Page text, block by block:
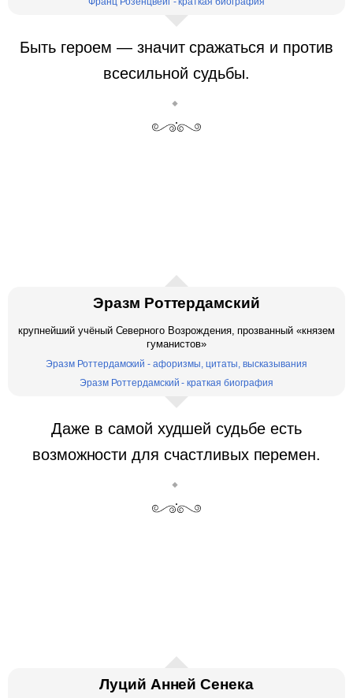
Быть героем — значит сражаться и против
всесильной судьбы.
Эразм Роттердамский
крупнейший учёный Северного Возрождения, прозванный «князем
гуманистов»
Эразм Роттердамский - афоризмы, цитаты, высказывания
Эразм Роттердамский - краткая биография
Даже в самой худшей судьбе есть
возможности для счастливых перемен.
Луций Анней Сенека